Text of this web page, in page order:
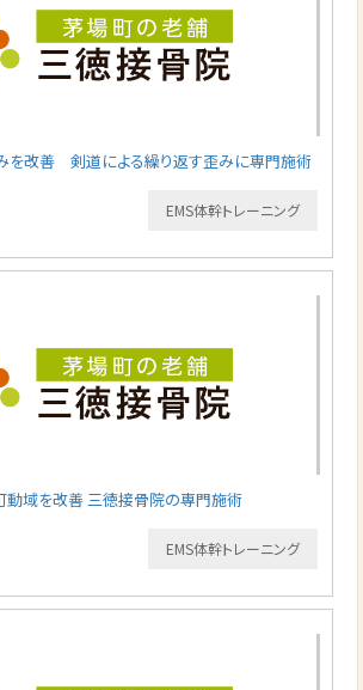
を改善 剣道による繰り返す歪みに専門施術
EMS体幹トレーニング
動域を改善 三徳接骨院の専門施術
EMS体幹トレーニング